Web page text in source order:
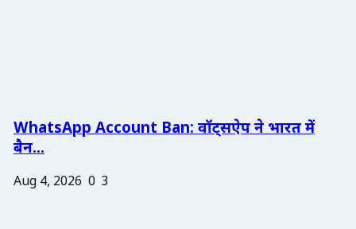
WhatsApp Account Ban: वॉट्सऐप ने भारत में
बैन...
Aug 4, 2026 0 3